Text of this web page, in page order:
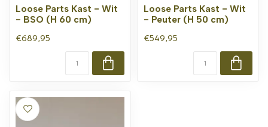
Loose Parts Kast - Wit
- BSO (H 60 cm)
€689,95
Loose Parts Kast - Wit
- Peuter (H 50 cm)
€549,95